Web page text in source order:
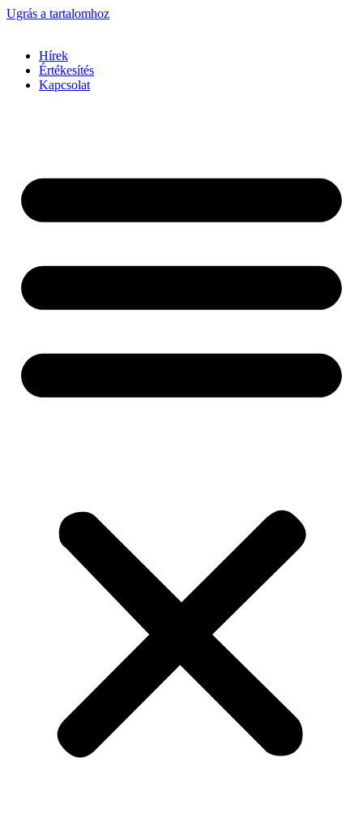
Ugrás a tartalomhoz
Hírek
Értékesítés
Kapcsolat